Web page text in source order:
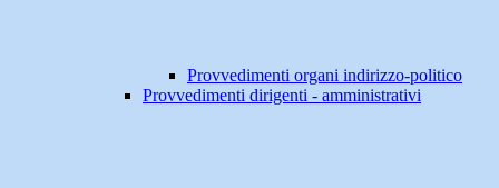
Provvedimenti organi indirizzo-politico
Provvedimenti dirigenti - amministrativi